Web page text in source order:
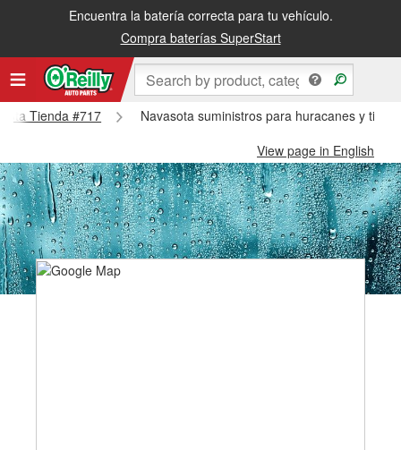
Encuentra la batería correcta para tu vehículo.
Compra baterías SuperStart
Tienda #717
Navasota suministros para huracanes y
View page in English